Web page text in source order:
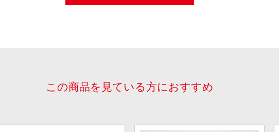
この商品を見ている方におすすめ